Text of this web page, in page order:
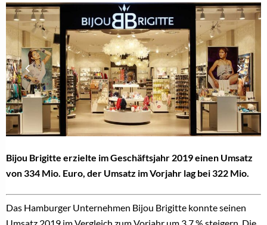
Bijou Brigitte erzielte im Geschäftsjahr 2019 einen Umsatz
von 334 Mio. Euro, der Umsatz im Vorjahr lag bei 322 Mio.
Das Hamburger Unternehmen Bijou Brigitte konnte seinen